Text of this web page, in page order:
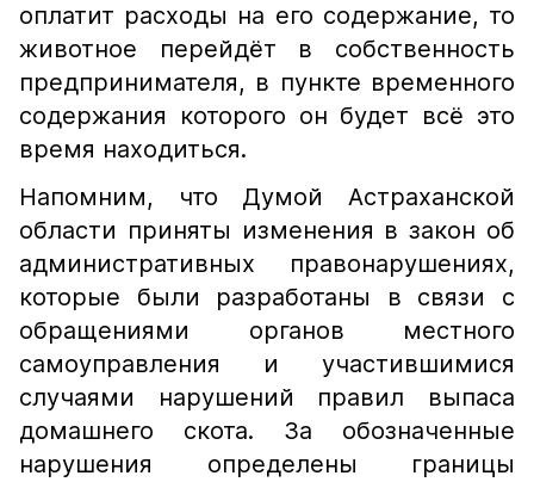
оплатит расходы на его содержание, то
животное перейдёт в собственность
предпринимателя, в пункте временного
содержания которого он будет всё это
время находиться.
Напомним, что Думой Астраханской
области приняты изменения в закон об
административных правонарушениях,
которые были разработаны в связи с
обращениями органов местного
самоуправления и участившимися
случаями нарушений правил выпаса
домашнего скота. За обозначенные
нарушения определены границы